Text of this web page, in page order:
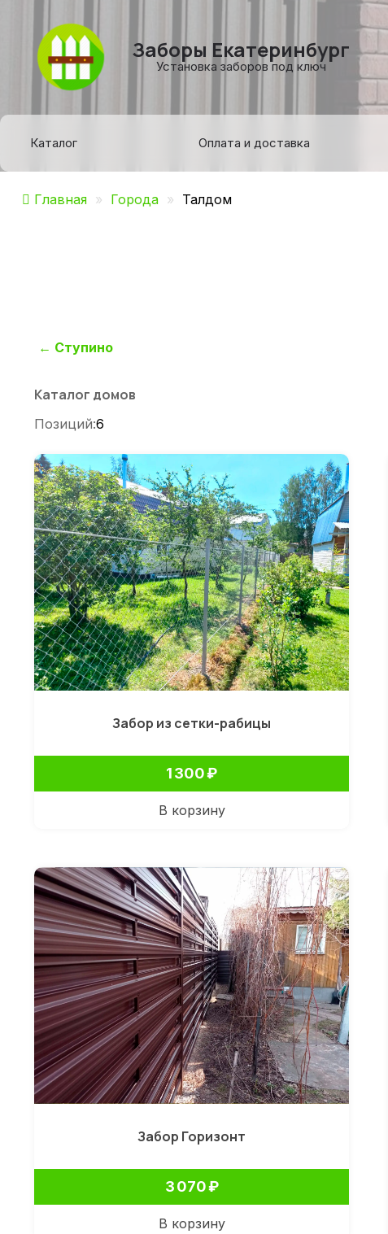
Заборы Екатеринбург
Установка заборов под ключ
Каталог Оплата и доставка
Главная » Города » Талдом
Навигация
записям
← Ступино
Каталог домов
Позиций:6
Забор из сетки-рабицы
1 300₽
В корзину
Забор Горизонт
3 070₽
В корзину